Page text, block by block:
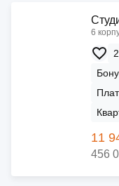
6
11
456